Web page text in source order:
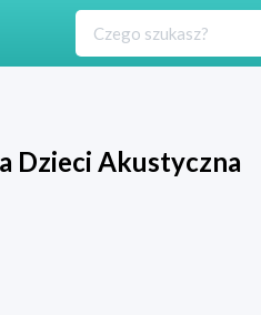
Dzieci Akustyczna